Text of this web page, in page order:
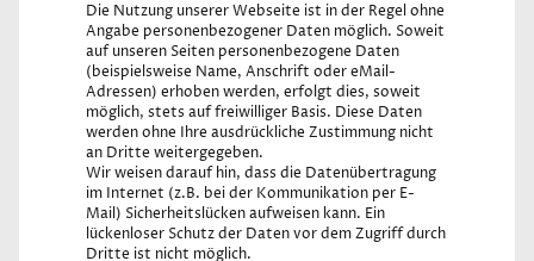
Die Nutzung unserer Webseite ist in der Regel ohne
Angabe personenbezogener Daten möglich. Soweit
auf unseren Seiten personenbezogene Daten
(beispielsweise Name, Anschrift oder eMail-
Adressen) erhoben werden, erfolgt dies, soweit
möglich, stets auf freiwilliger Basis. Diese Daten
werden ohne Ihre ausdrückliche Zustimmung nicht
an Dritte weitergegeben.
Wir weisen darauf hin, dass die Datenübertragung
im Internet (z.B. bei der Kommunikation per E-
Mail) Sicherheitslücken aufweisen kann. Ein
lückenloser Schutz der Daten vor dem Zugriff durch
Dritte ist nicht möglich.